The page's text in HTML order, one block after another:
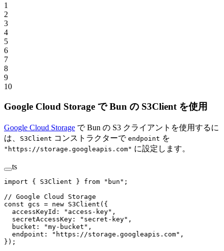
1
2
3
4
5
6
7
8
9
10
Google Cloud Storage で Bun の S3Client を使用
Google Cloud Storage で Bun の S3 クライアントを使用するに
は、
S3Client コンストラクターで endpoint を
"https://storage.googleapis.com" に設定します。
ts
import { S3Client } from "bun" ;
// Google Cloud Storage
const gcs = new S3Client ({
  accessKeyId:
"access-key" ,
  secretAccessKey:
"secret-key" ,
  bucket:
"my-bucket" ,
  endpoint:
"https://storage.googleapis.com" ,
});